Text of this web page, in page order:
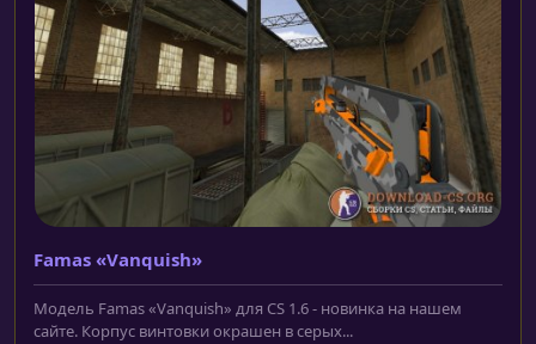
Famas «Vanquish»
Модель Famas «Vanquish» для CS 1.6 - новинка на нашем
сайте. Корпус винтовки окрашен в серых...